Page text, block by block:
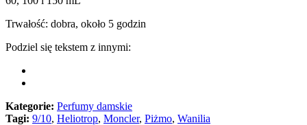
Trwałość: dobra, około 5 godzin
Podziel się tekstem z innymi:
Kategorie: Perfumy damskie
Tagi: 9/10, Heliotrop, Moncler, Piżmo, Wanilia